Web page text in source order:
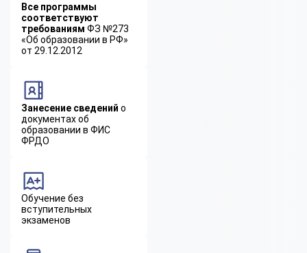
Все программы
соответствуют
требованиям ФЗ №273
«Об образовании в РФ»
от 29.12.2012
Занесение сведений о
документах об
образовании в ФИС
ФРДО
Обучение без
вступительных
экзаменов